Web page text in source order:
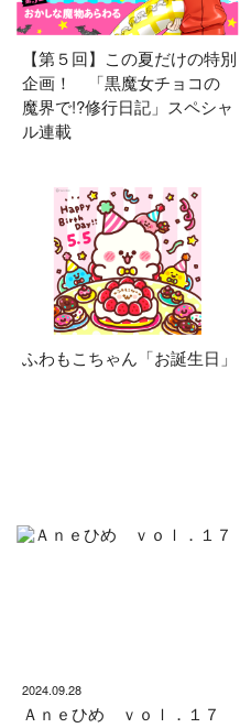
【第５回】この夏だけの特別
企画！ 「黒魔女チョコの
魔界で!?修行日記」スペシャ
ル連載
ふわもこちゃん「お誕生日」
2024.09.28
Ａｎｅひめ ｖｏｌ．１７